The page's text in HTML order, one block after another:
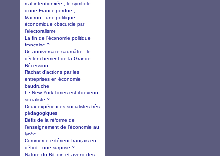
mal intentionnée ; le symbole
d’une France perdue ;
Macron : une politique
économique obscurcie par
l’électoralisme
La fin de l'économie politique
française ?
Un anniversaire saumâtre : le
déclenchement de la Grande
Récession
Rachat d’actions par les
entreprises en économie
baudruche
Le New York Times est-il devenu
socialiste ?
Deux expériences socialistes très
pédagogiques
Défis de la réforme de
l’enseignement de l’économie au
lycée
Commerce extérieur français en
déficit : une surprise ?
Nature du Bitcoin et avenir des